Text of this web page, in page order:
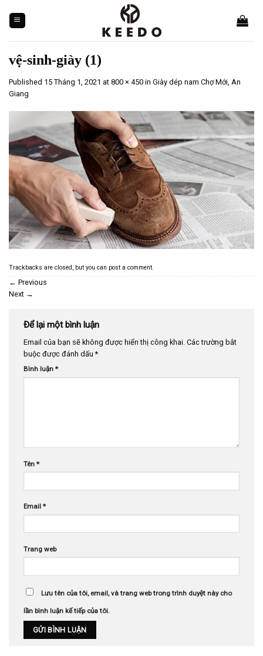
content
vệ-sinh-giày (1)
Published 15 Tháng 1, 2021 at 800 × 450 in Giày dép nam Chợ Mới, An
Giang
Trackbacks are closed, but you can post a comment.
← Previous
Next →
Để lại một bình luận
Email của bạn sẽ không được hiển thị công khai. Các trường bắt
buộc được đánh dấu*
Bình luận *
Tên *
Email *
Trang web
Lưu tên của tôi, email, và trang web trong trình duyệt này cho
lần bình luận kế tiếp của tôi.